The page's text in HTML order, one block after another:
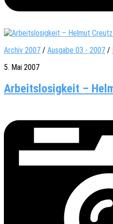
Archiv 2007 / Ausgabe 03 - 2007 /
5. Mai 2007
Arbeitslosigkeit –